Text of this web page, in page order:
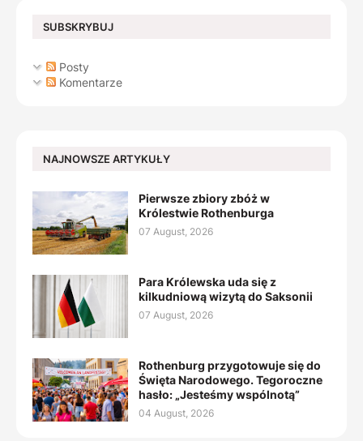
SUBSKRYBUJ
Posty
Komentarze
NAJNOWSZE ARTYKUŁY
Pierwsze zbiory zbóż w
Królestwie Rothenburga
07 August, 2026
Para Królewska uda się z
kilkudniową wizytą do Saksonii
07 August, 2026
Rothenburg przygotowuje się do
Święta Narodowego. Tegoroczne
hasło: „Jesteśmy wspólnotą”
04 August, 2026